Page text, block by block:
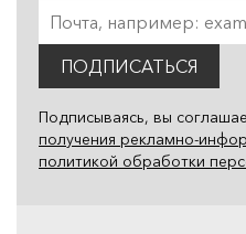
ПОДПИСАТЬСЯ
Подписываясь, вы
получения рекламно-
политикой обработки